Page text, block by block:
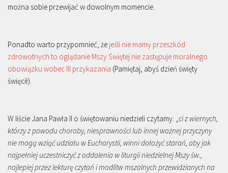
można sobie przewijać w dowolnym momencie.
Ponadto warto przypomnieć, że jeśli nie mamy przeszkód
zdrowotnych to oglądanie Mszy Świętej nie zastępuje moralnego
obowiązku wobec III przykazania (Pamiętaj, abyś dzień święty
święcił).
W liście Jana Pawła II o świętowaniu niedzieli czytamy: „ci z wiernych,
którzy z powodu choroby, niesprawności lub innej ważnej przyczyny
nie mogą wziąć udziału w Eucharystii, winni dołożyć starań, aby jak
najpełniej uczestniczyć z oddalenia w liturgii niedzielnej Mszy św.,
najlepiej przez lekturę czytań i modlitw mszalnych przewidzianych na